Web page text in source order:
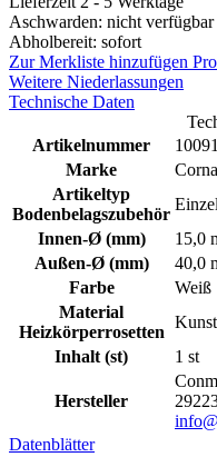
Aschwarden: nicht verfügbar
Abholbereit: sofort
Zur Merkliste hinzufügen
Weitere Niederlassungen
Technische Daten
Artikelnummer
Marke
Artikeltyp
Bodenbelagszubehör
Innen-Ø (mm)
15,0
Außen-Ø (mm)
40,0
Farbe
Weiß
Material
Heizkörperrosetten
Inhalt (st)
1 st
Hersteller
Datenblätter